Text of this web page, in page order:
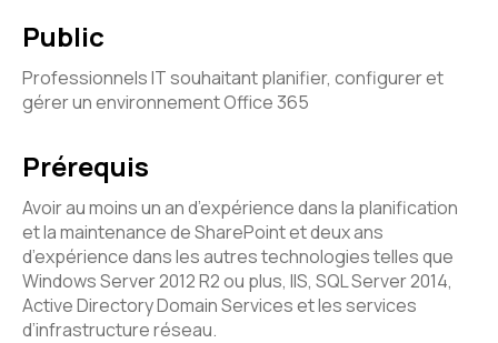
Public
Professionnels IT souhaitant planifier, configurer et
gérer un environnement Office 365
Prérequis
Avoir au moins un an d’expérience dans la planification
et la maintenance de SharePoint et deux ans
d’expérience dans les autres technologies telles que
Windows Server 2012 R2 ou plus, IIS, SQL Server 2014,
Active Directory Domain Services et les services
d’infrastructure réseau.